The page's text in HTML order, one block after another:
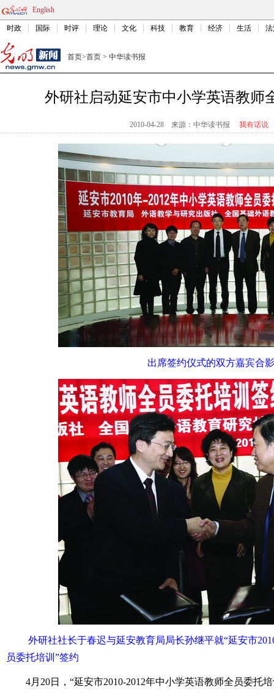
English
时政 国际 时评 理论 文化 科技 教育 经济 生活
首页>首页 > 中华读书报
外研社启动延安市中小学英语教师
2010-04-28 来源：中华读书报 我有话说
出席签约仪式的双方嘉宾合影
外研社社长于春迟与延安教育局局长孙继平就“延安市
员委托培训”签约
4月20日，“延安市2010-2012年中小学英语教师全员委托